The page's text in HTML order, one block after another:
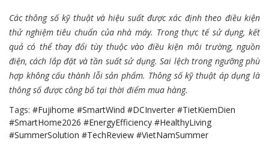
Các thông số kỹ thuật và hiệu suất được xác định theo điều kiện
thử nghiệm tiêu chuẩn của nhà máy. Trong thực tế sử dụng, kết
quả có thể thay đổi tùy thuộc vào điều kiện môi trường, nguồn
điện, cách lắp đặt và tần suất sử dụng. Sai lệch trong ngưỡng phù
hợp không cấu thành lỗi sản phẩm. Thông số kỹ thuật áp dụng là
thông số được công bố tại thời điểm mua hàng.
Tags: #Fujihome #SmartWind #DCInverter #TietKiemDien
#SmartHome2026 #EnergyEfficiency #HealthyLiving
#SummerSolution #TechReview #VietNamSummer